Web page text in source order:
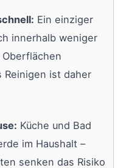
Ein einziger
innerhalb weniger
Reinigen ist daher
Küche und Bad
im Haushalt –
senken das Risiko